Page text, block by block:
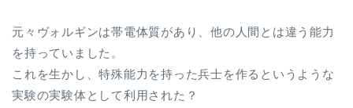
元々ヴォルギンは帯電体質があり、他の人間とは違う能力
を持っていました。
これを生かし、特殊能力を持った兵士を作るというような
実験の実験体として利用された？